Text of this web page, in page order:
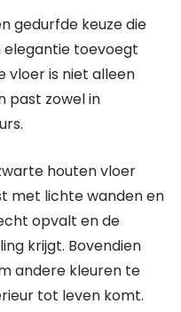
gedurfde keuze die
elegantie toevoegt
vloer is niet alleen
past zowel in
houten vloer
met lichte wanden en
opvalt en de
krijgt. Bovendien
andere kleuren te
tot leven komt.